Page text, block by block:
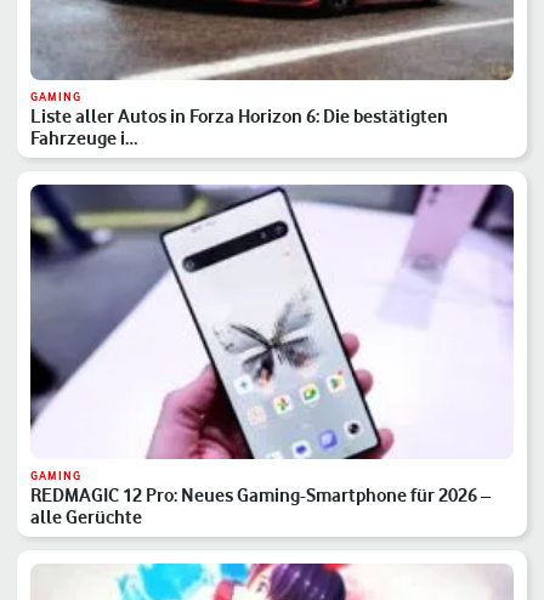
GAMING
Liste aller Autos in Forza Horizon 6: Die bestätigten
Fahrzeuge i…
GAMING
REDMAGIC 12 Pro: Neues Gaming-Smartphone für 2026 –
alle Gerüchte